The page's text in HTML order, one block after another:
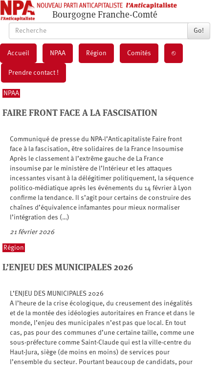
Bourgogne Franche-Comté
Go!
Accueil NPAA Région Comités ⎋
Prendre contact !
NPAA
FAIRE FRONT FACE A LA FASCISATION
Communiqué de presse du NPA-l’Anticapitaliste Faire front
face à la fascisation, être solidaires de la France Insoumise
Après le classement à l’extrême gauche de La France
insoumise par le ministère de l’Intérieur et les attaques
incessantes visant à la délégitimer politiquement, la séquence
politico-médiatique après les événements du 14 février à Lyon
confirme la tendance. Il s’agit pour certains de construire des
chaînes d’équivalence infamantes pour mieux normaliser
l’intégration des (…)
21 février 2026
Région
L’ENJEU DES MUNICIPALES 2026
L’ENJEU DES MUNICIPALES 2026
A l’heure de la crise écologique, du creusement des inégalités
et de la montée des idéologies autoritaires en France et dans le
monde, l’enjeu des municipales n’est pas que local. En tout
cas, pas pour des communes d’une certaine taille, comme une
sous-préfecture comme Saint-Claude qui est la ville-centre du
Haut-Jura, siège (de moins en moins) de services pour
l’ensemble du secteur. Pourtant beaucoup de candidats, pour